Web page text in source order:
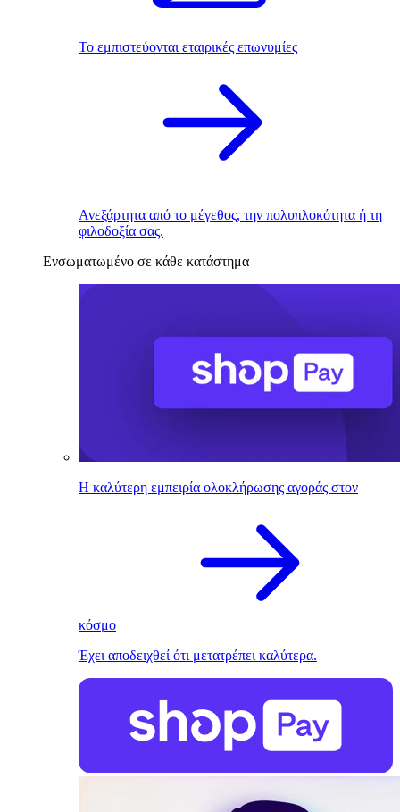
Το εμπιστεύονται εταιρικές επωνυμίες
Ανεξάρτητα από το μέγεθος, την πολυπλοκότητα ή τη
φιλοδοξία σας.
Ενσωματωμένο σε κάθε κατάστημα
Η καλύτερη εμπειρία ολοκλήρωσης αγοράς στον
κόσμο
Έχει αποδειχθεί ότι μετατρέπει καλύτερα.